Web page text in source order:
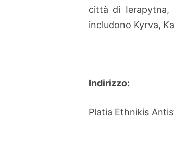
città di
includono Kyrva,
Indirizzo:
Platia Ethnikis